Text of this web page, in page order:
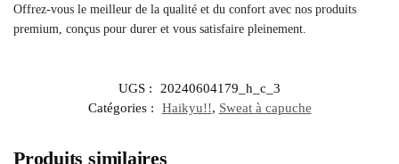
Offrez-vous le meilleur de la qualité et du confort avec nos produits
premium, conçus pour durer et vous satisfaire pleinement.
UGS :
20240604179_h_c_3
Catégories :
Haikyu!!, Sweat à capuche
Produits similaires